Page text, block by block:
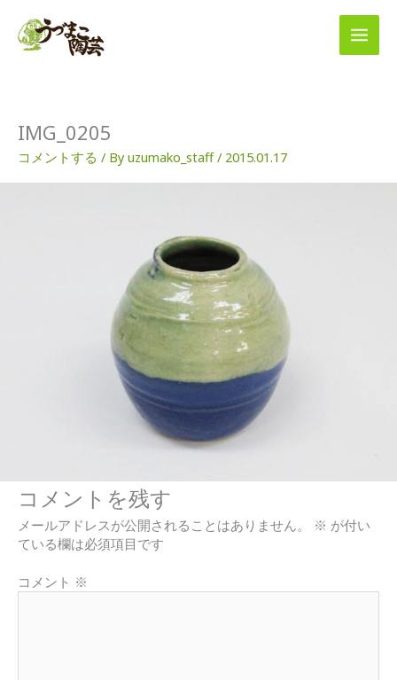
IMG_0205
コメントする / Byuzumako_staff/ 2015.01.17
コメントを残す
メールアドレスが公開されることはありません。 ※ が付い
ている欄は必須項目です
コメント ※